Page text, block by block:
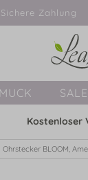
Sichere
SALE
Kostenloser
Ohrstecker BLOOM,